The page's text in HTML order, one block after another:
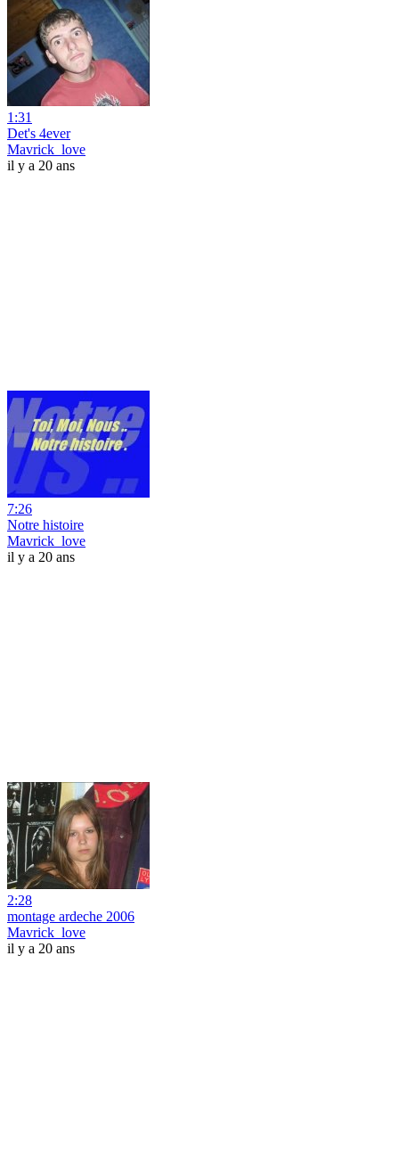
1:31
Det's 4ever
Mavrick_love
il y a 20 ans
7:26
Notre histoire
Mavrick_love
il y a 20 ans
2:28
montage ardeche 2006
Mavrick_love
il y a 20 ans